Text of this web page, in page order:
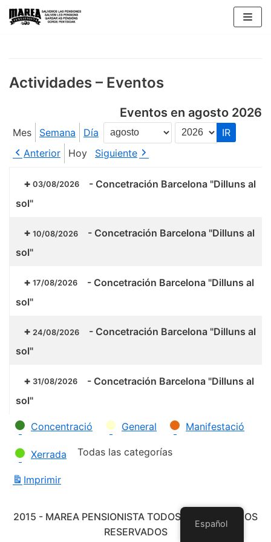
Saltar
Actividades – Eventos
Eventos en agosto 2026
Mes Semana Día
Mes
Año
Anterior
Hoy Siguiente
03/08/2026 - Concetración Barcelona "Dilluns al
sol"
10/08/2026 - Concetración Barcelona "Dilluns al
sol"
17/08/2026 - Concetración Barcelona "Dilluns al
sol"
24/08/2026 - Concetración Barcelona "Dilluns al
sol"
31/08/2026 - Concetración Barcelona "Dilluns al
sol"
Categorías
Concentració General Manifestació
Xerrada Todas las categorías
Imprimir
2015 - MAREA PENSIONISTA TODOS LOS DERECHOS
RESERVADOS
Español